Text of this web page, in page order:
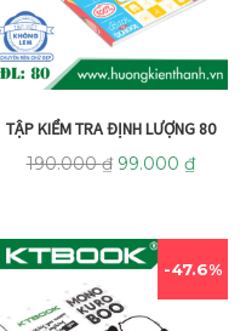
TẬP KIỂM TRA ĐỊNH LƯỢNG 80
190.000₫ 99.000 ₫
47.6%